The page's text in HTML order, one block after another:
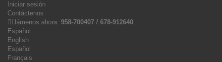
Iniciar sesión
Contáctenos
Llámenos ahora: 958-700407 / 678-912640
Español
English
Español
Français